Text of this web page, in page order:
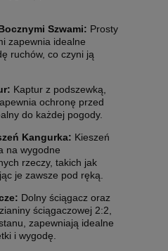
Szwami: Prosty
zapewnia idealne
ruchów, co czyni ją
Kaptur z podszewką,
ochronę przed
do każdej pogody.
Kangurka: Kieszeń
na wygodne
rzeczy, takich jak
je zawsze pod ręką.
Dolny ściągacz oraz
ściągaczowej 2:2,
zapewniają idealne
i wygodę.